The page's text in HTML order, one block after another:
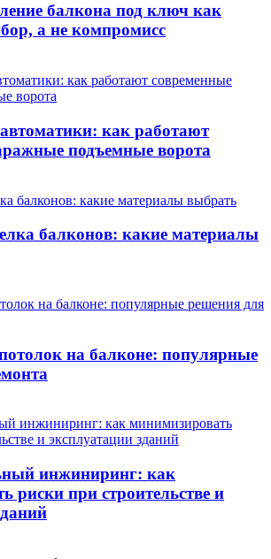
балкона под ключ как
а не компромисс
как работают
подъемные ворота
балконов: какие материалы
на балконе: популярные
инжиниринг: как
риски при строительстве и